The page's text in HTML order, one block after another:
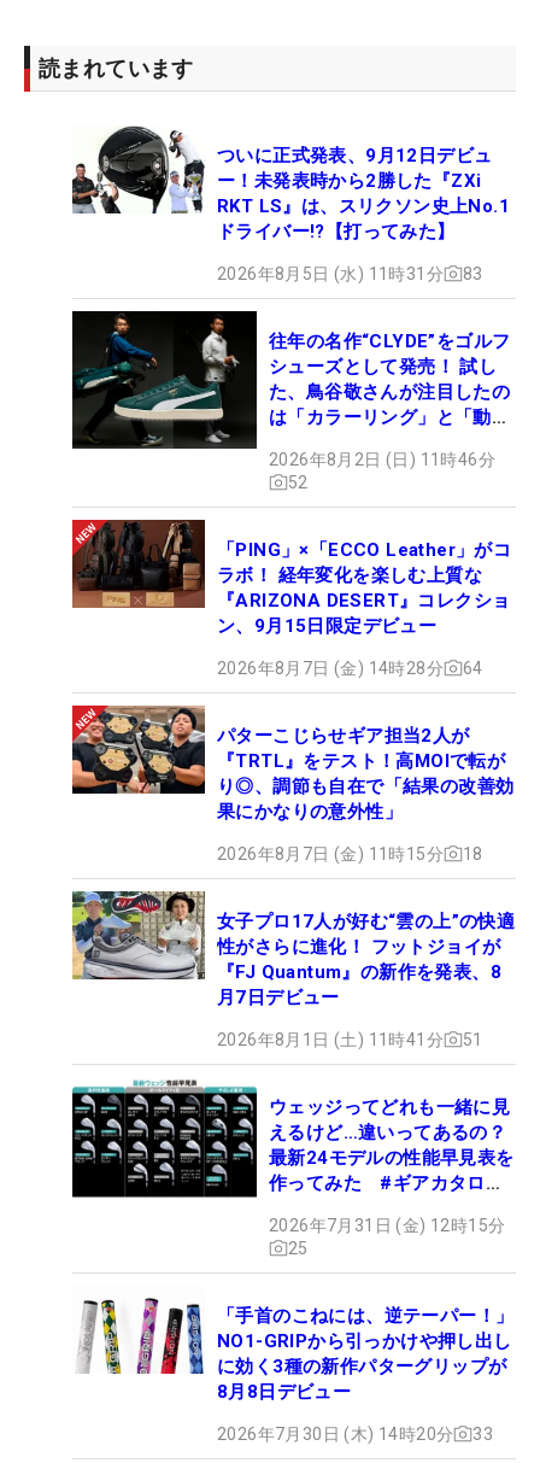
読まれています
ついに正式発表、9月12日デビュ
ー！未発表時から2勝した『ZXi
RKT LS』は、スリクソン史上No.1
ドライバー!?【打ってみた】
2026年8月5日 (水) 11時31分 83
往年の名作“CLYDE”をゴルフ
シューズとして発売！ 試し
た、鳥谷敬さんが注目したの
は「カラーリング」と「動き
2026年8月2日 (日) 11時46分
52
「PING」×「ECCO Leather」がコ
ラボ！ 経年変化を楽しむ上質な
『ARIZONA DESERT』コレクショ
ン、9月15日限定デビュー
2026年8月7日 (金) 14時28分 64
パターこじらせギア担当2人が
『TRTL』をテスト！高MOIで転が
り◎、調節も自在で「結果の改善効
果にかなりの意外性」
2026年8月7日 (金) 11時15分 18
女子プロ17人が好む“雲の上”の快適
性がさらに進化！ フットジョイが
『FJ Quantum』の新作を発表、8
月7日デビュー
2026年8月1日 (土) 11時41分 51
ウェッジってどれも一緒に見
えるけど…違いってあるの？
最新24モデルの性能早見表を
作ってみた #ギアカタログ
2026年7月31日 (金) 12時15分
25
「手首のこねには、逆テーパー！」
NO1-GRIPから引っかけや押し出し
に効く3種の新作パターグリップが
8月8日デビュー
2026年7月30日 (木) 14時20分 33